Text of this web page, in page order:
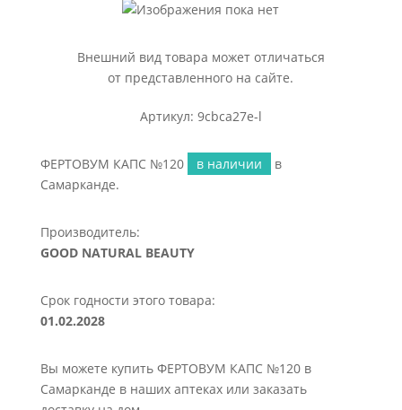
Внешний вид товара может отличаться
от представленного на сайте.
Артикул: 9cbca27e-l
ФЕРТОВУМ КАПС №120 в наличии
в
Самарканде.
Производитель:
GOOD NATURAL BEAUTY
Срок годности этого товара:
01.02.2028
Вы можете купить ФЕРТОВУМ КАПС №120 в
Самарканде в наших аптеках или заказать